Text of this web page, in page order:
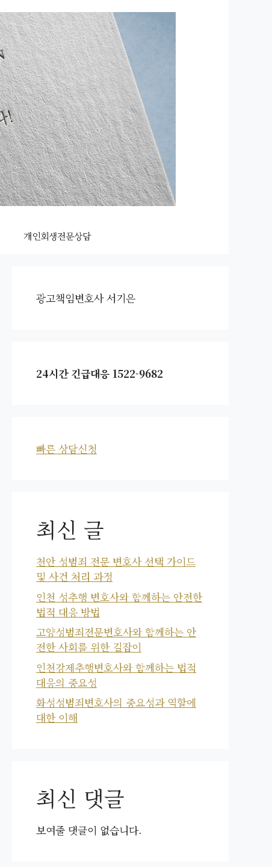
개인회생전문상담
광고책임변호사 서기은
24시간 긴급대응 1522-9682
빠른 상담신청
최신 글
천안 성범죄 전문 변호사 선택 가이드
및 사건 처리 과정
인천 성추행 변호사와 함께하는 안전한
법적 대응 방법
고양성범죄전문변호사와 함께하는 안
전한 사회를 위한 길잡이
인천강제추행변호사와 함께하는 법적
대응의 중요성
화성성범죄변호사의 중요성과 역할에
대한 이해
최신 댓글
보여줄 댓글이 없습니다.